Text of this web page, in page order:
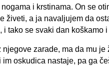
i krstinama. On se
živeti, a ja navaljujem da
i tako se svaki dan koškamo
njegove zarade, ma da mu
im oskudica nastaje, pa ga